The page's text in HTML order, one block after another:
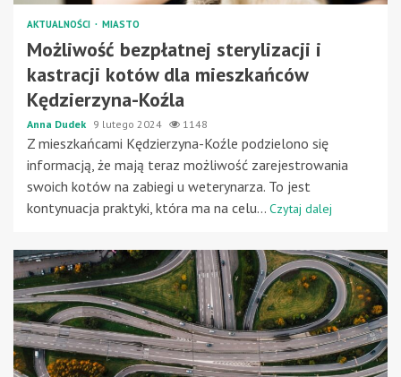
AKTUALNOŚCI MIASTO
Możliwość bezpłatnej sterylizacji i
kastracji kotów dla mieszkańców
Kędzierzyna-Koźla
Anna Dudek 9 lutego 2024 1148
Z mieszkańcami Kędzierzyna-Koźle podzielono się
informacją, że mają teraz możliwość zarejestrowania
swoich kotów na zabiegi u weterynarza. To jest
kontynuacja praktyki, która ma na celu... Czytaj dalej